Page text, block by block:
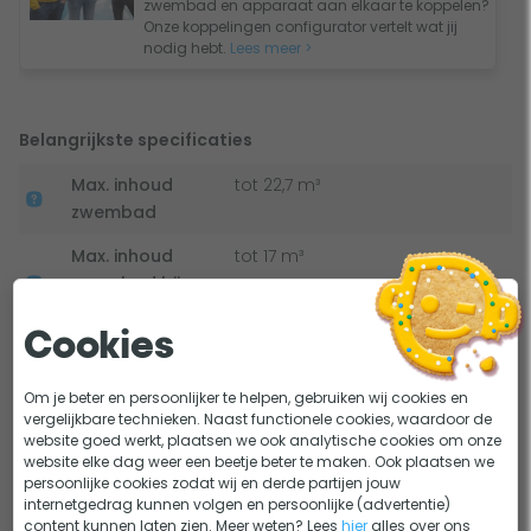
de doorstroming van de Bestway filterpomp in dat geval
een stuk vermindert.
zwembad en apparaat aan elkaar te koppelen?
Onze koppelingen configurator vertelt wat jij
nodig hebt. Lees meer >
Belangrijkste specificaties
Max. inhoud
zwembad
tot 22,7 m³
Max. inhoud
zwembad bij
tot 17 m³
Plaatsing Onder waterspiegel
Aansluitingen
32 mm, 38 mm
schroefkoppeling
Geluidsniveau
60 - 70 dB
Garantie
2 jaar garantie via Bestway
Bekijk alle specificaties
Handleiding en documenten
Cookies
Om je beter en persoonlijker te helpen, gebruiken wij cookies en
vergelijkbare technieken. Naast functionele cookies, waardoor de
website goed werkt, plaatsen we ook analytische cookies om onze
website elke dag weer een beetje beter te maken. Ook plaatsen we
persoonlijke cookies zodat wij en derde partijen jouw
internetgedrag kunnen volgen en persoonlijke (advertentie)
content kunnen laten zien. Meer weten? Leeshier alles over ons